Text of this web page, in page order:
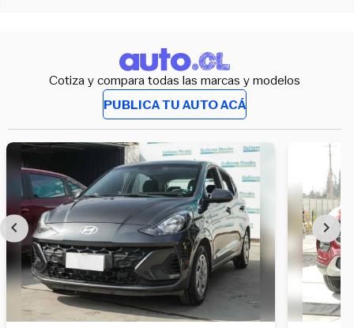
Cotiza y compara todas las marcas y modelos
PUBLICA TU AUTO ACÁ